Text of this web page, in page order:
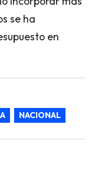
se ha
en
NACIONAL